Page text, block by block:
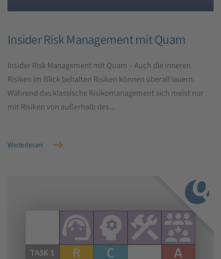
Insider Risk Management mit Quam
Insider Risk Management mit Quam – Auch die inneren
Risiken im Blick behalten Risiken können überall lauern.
Während das klassische Risikomanagement sich meist nur
mit Risiken von außerhalb des...
Weiterlesen